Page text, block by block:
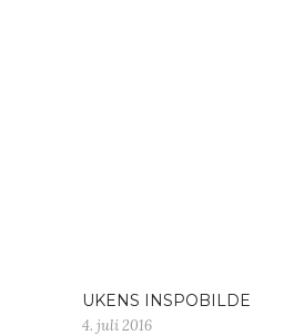
UKENS INSPOBILDE
4. juli 2016